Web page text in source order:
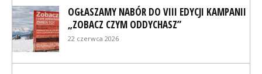
OGŁASZAMY NABÓR DO VIII EDYCJI KAMPANII
„ZOBACZ CZYM ODDYCHASZ”
22 czerwca 2026